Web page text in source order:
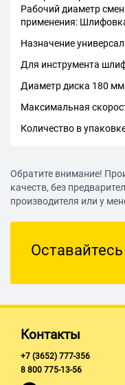
Рабочий диаметр
применения:
Назначение
Для инструмента
Диаметр диска 180 мм
Максимальная
Количество в
Обратите внимание!
качеств, без
производителя или у
Контакты
+7 (3652) 777-356
8 800 775-13-56